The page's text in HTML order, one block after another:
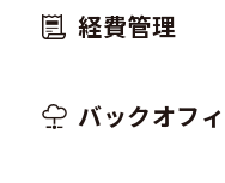
経費管理
バックオフ